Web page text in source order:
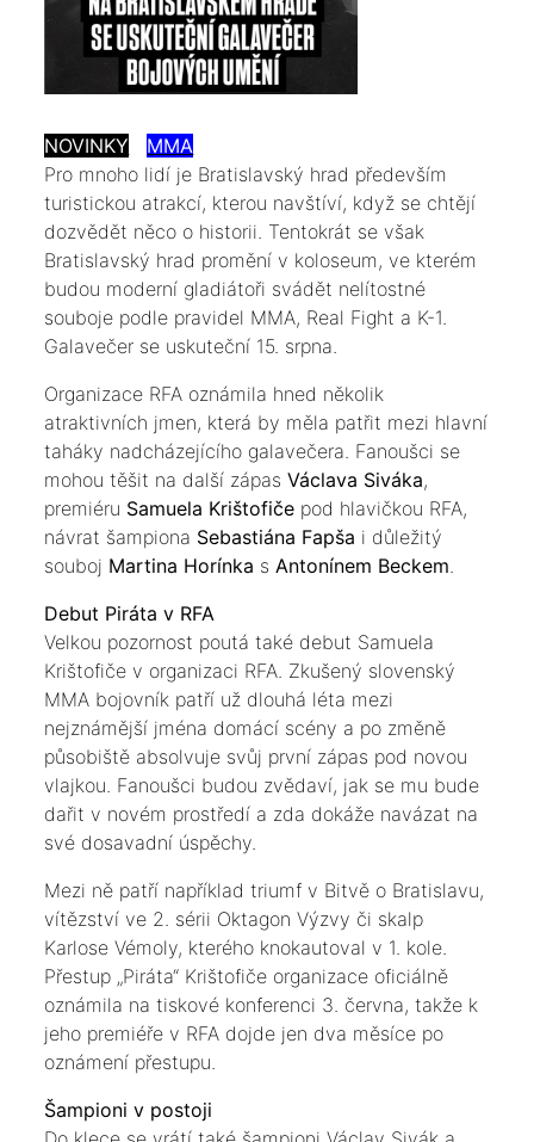
NOVINKY
MMA
Pro mnoho lidí je Bratislavský hrad především
turistickou atrakcí, kterou navštíví, když se chtějí
dozvědět něco o historii. Tentokrát se však
Bratislavský hrad promění v koloseum, ve kterém
budou moderní gladiátoři svádět nelítostné
souboje podle pravidel MMA, Real Fight a K-1.
Galavečer se uskuteční 15. srpna.
Organizace RFA oznámila hned několik
atraktivních jmen, která by měla patřit mezi hlavní
taháky nadcházejícího galavečera. Fanoušci se
mohou těšit na další zápasVáclava Siváka,
premiéru Samuela Krištofiče pod hlavičkou RFA,
návrat šampiona Sebastiána Fapša i důležitý
souboj Martina Horínka sAntonínem Beckem.
Debut Piráta v RFA
Velkou pozornost poutá také debut Samuela
Krištofiče v organizaci RFA. Zkušený slovenský
MMA bojovník patří už dlouhá léta mezi
nejznámější jména domácí scény a po změně
působiště absolvuje svůj první zápas pod novou
vlajkou. Fanoušci budou zvědaví, jak se mu bude
dařit v novém prostředí a zda dokáže navázat na
své dosavadní úspěchy.
Mezi ně patří například triumf v Bitvě o Bratislavu,
vítězství ve 2. sérii Oktagon Výzvy či skalp
Karlose Vémoly, kterého knokautoval v 1. kole.
Přestup „Piráta“ Krištofiče organizace oficiálně
oznámila na tiskové konferenci 3. června, takže k
jeho premiéře v RFA dojde jen dva měsíce po
oznámení přestupu.
Šampioni v postoji